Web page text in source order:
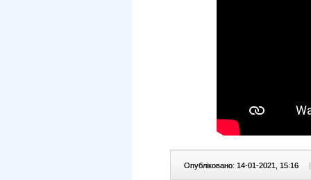
Опубліковано: 14-01-2021, 15:16 |